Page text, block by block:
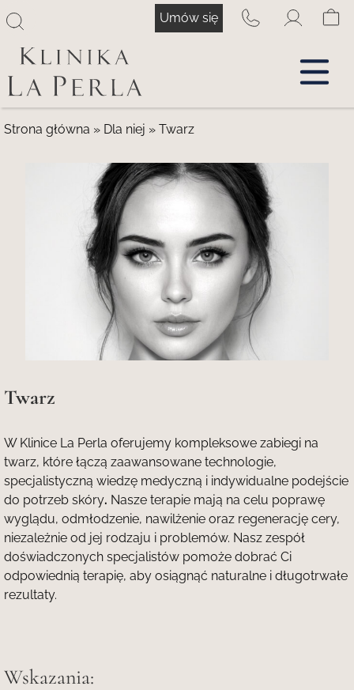
do
treści
Umów się
Strona główna » Dla niej » Twarz
Twarz
W Klinice La Perla oferujemy kompleksowe zabiegi na
twarz, które łączą zaawansowane technologie,
specjalistyczną wiedzę medyczną i indywidualne podejście
do potrzeb skóry. Nasze terapie mają na celu poprawę
wyglądu, odmłodzenie, nawilżenie oraz regenerację cery,
niezależnie od jej rodzaju i problemów. Nasz zespół
doświadczonych specjalistów pomoże dobrać Ci
odpowiednią terapię, aby osiągnąć naturalne i długotrwałe
rezultaty.
Wskazania: